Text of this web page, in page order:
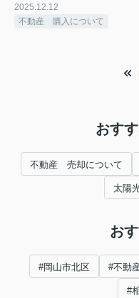
2025.12.12
不動産 購入について
おす
不動産 売却について
太陽
お
#岡山市北区 #不動
#